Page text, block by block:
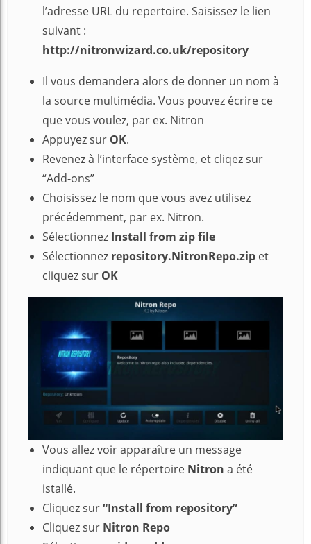
l’adresse URL du repertoire. Saisissez le lien
suivant :
http://nitronwizard.co.uk/repository
Il vous demandera alors de donner un nom à
la source multimédia. Vous pouvez écrire ce
que vous voulez, par ex. Nitron
Appuyez sur OK.
Revenez à l’interface système, et cliqez sur
“Add-ons”
Choisissez le nom que vous avez utilisez
précédemment, par ex. Nitron.
Sélectionnez Install from zip file
Sélectionnez repository.NitronRepo.zip et
cliquez sur OK
Vous allez voir apparaître un message
indiquant que le répertoire Nitron a été
istallé.
Cliquez sur“Install from repository”
Cliquez sur Nitron Repo